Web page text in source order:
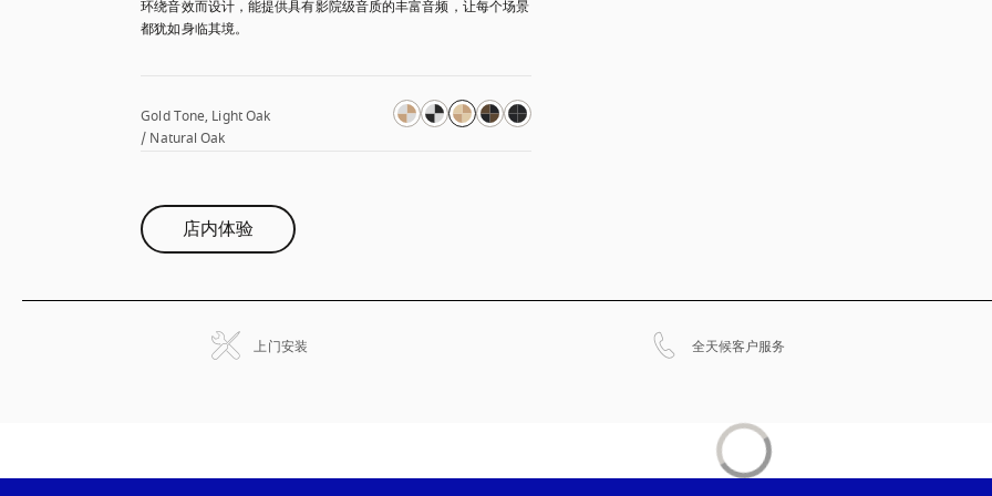
环绕音效而设计，能提供具有影院级音质的丰富音频，让每个场景
都犹如身临其境。
Gold Tone, Light Oak
/ Natural Oak
店内体验
上门安装 全天候客户服务